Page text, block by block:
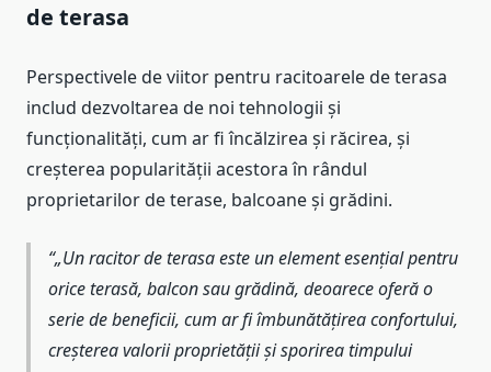
de terasa
Perspectivele de viitor pentru racitoarele de terasa
includ dezvoltarea de noi tehnologii și
funcționalități, cum ar fi încălzirea și răcirea, și
creșterea popularității acestora în rândul
proprietarilor de terase, balcoane și grădini.
„Un racitor de terasa este un element esențial pentru
orice terasă, balcon sau grădină, deoarece oferă o
serie de beneficii, cum ar fi îmbunătățirea confortului,
creșterea valorii proprietății și sporirea timpului